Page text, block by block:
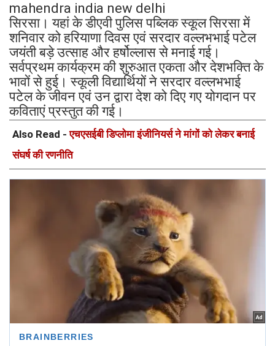
mahendra india new delhi
सिरसा। यहां के डीएवी पुलिस पब्लिक स्कूल सिरसा में
शनिवार को हरियाणा दिवस एवं सरदार वल्लभभाई पटेल
जयंती बड़े उत्साह और हर्षोल्लास से मनाई गई।
सर्वप्रथम कार्यक्रम की शुरुआत एकता और देशभक्ति के
भावों से हुई। स्कूली विद्यार्थियों ने सरदार वल्लभभाई
पटेल के जीवन एवं उन द्वारा देश को दिए गए योगदान पर
कविताएं प्रस्तुत की गई।
Also Read -एचएसईबी डिप्लोमा इंजीनियर्स ने मांगों को लेकर बनाई
संघर्ष की रणनीति